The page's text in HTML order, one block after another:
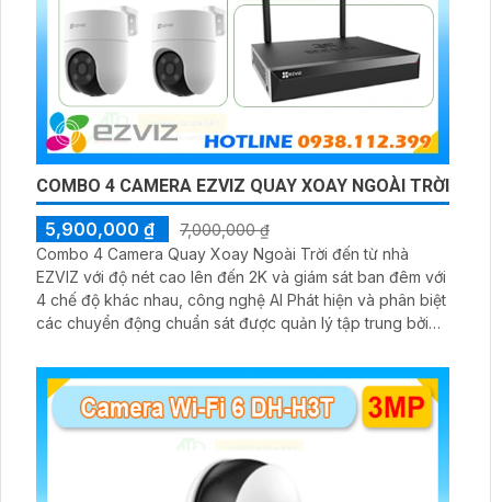
COMBO 4 CAMERA EZVIZ QUAY XOAY NGOÀI TRỜI
5,900,000 ₫
7,000,000 ₫
Combo 4 Camera Quay Xoay Ngoài Trời đến từ nhà
EZVIZ với độ nét cao lên đến 2K và giám sát ban đêm với
4 chế độ khác nhau, công nghệ AI Phát hiện và phân biệt
các chuyển động chuẩn sát được quản lý tập trung bởi